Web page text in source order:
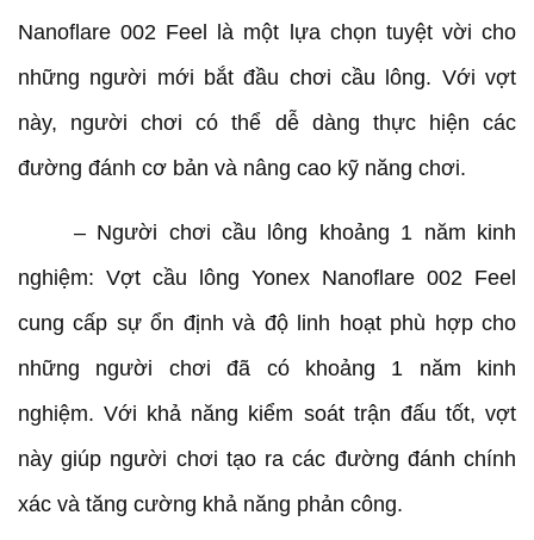
Nanoflare 002 Feel là một lựa chọn tuyệt vời cho
những người mới bắt đầu chơi cầu lông. Với vợt
này, người chơi có thể dễ dàng thực hiện các
đường đánh cơ bản và nâng cao kỹ năng chơi.
– Người chơi cầu lông khoảng 1 năm kinh
nghiệm: Vợt cầu lông Yonex Nanoflare 002 Feel
cung cấp sự ổn định và độ linh hoạt phù hợp cho
những người chơi đã có khoảng 1 năm kinh
nghiệm. Với khả năng kiểm soát trận đấu tốt, vợt
này giúp người chơi tạo ra các đường đánh chính
xác và tăng cường khả năng phản công.